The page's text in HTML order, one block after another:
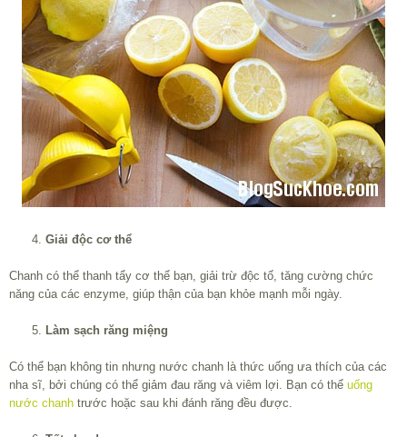
Giải độc cơ thể
Chanh có thể thanh tẩy cơ thể bạn, giải trừ độc tố, tăng cường chức
năng của các enzyme, giúp thận của bạn khỏe mạnh mỗi ngày.
Làm sạch răng miệng
Có thể bạn không tin nhưng nước chanh là thức uống ưa thích của các
nha sĩ, bởi chúng có thể giảm đau răng và viêm lợi. Bạn có thể uống
nước chanh trước hoặc sau khi đánh răng đều được.